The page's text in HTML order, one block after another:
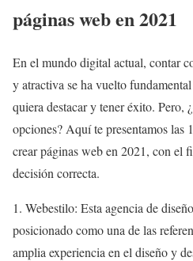
páginas web en 2021
En el mundo digital actual, contar
y atractiva se ha vuelto
quiera destacar y tener éxito. Pero,
opciones? Aquí te presentamos las
crear páginas web en 2021, con el
decisión correcta.
1. Webestilo: Esta agencia de
posicionado como una de las
amplia experiencia en el diseño y